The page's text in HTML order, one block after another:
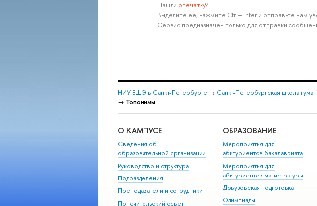
Нашли опечатку?
Выделите её, нажмите Ctrl+Enter и отправьте нам
Сервис предназначен только для отправки
НИУ ВШЭ в Санкт-Петербурге → Санкт-Петербургская школа
→ Топонимы
О КАМПУСЕ
Сведения об
образовательной организации
Руководство и структура
Подразделения
Преподаватели и сотрудники
Попечительский совет
ОБРАЗОВАНИЕ
Мероприятия для
абитуриентов бакалавриата
Мероприятия для
абитуриентов магистратуры
Довузовская подготовка
Олимпиады